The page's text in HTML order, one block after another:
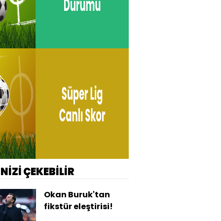
ÇEKEBİLİR
Okan Buruk'tan
fikstür eleştirisi!